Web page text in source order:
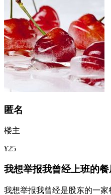
匿名
楼主
¥25
我想举报我曾经上班的
我想举报我曾经是股东的一